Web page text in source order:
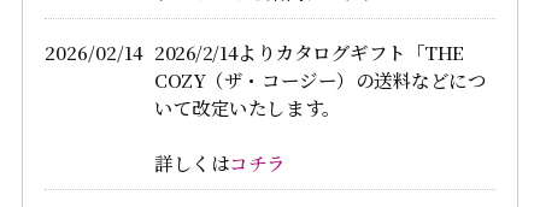
2026/02/14 2026/2/14よりカタログギフト「THE
COZY（ザ・コージー）の送料などにつ
いて改定いたします。
詳しくはコチラ